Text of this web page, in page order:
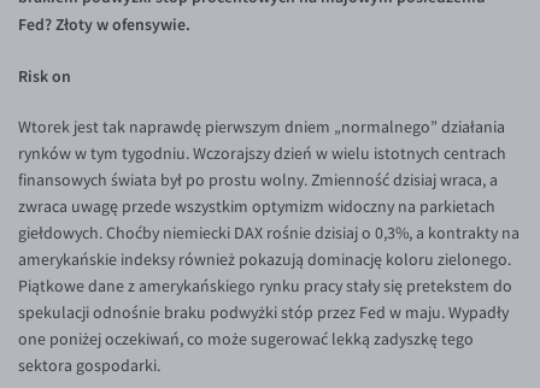
Inne pary walutowe
CAD/PLN
CNY/PLN
HKD/PLN
HUF/PLN
ILS/PLN
JPY/PLN
NZD/PLN
Aplikacja mobilna
Pomoc
FAQ
Konto i opłaty
Wymiana walut
Banki i przelewy
Przelewy zagraniczne
Słowniczek
Poradnik
Dla mediów
Fed? Złoty w ofensywie.
Risk on
Wtorek jest tak naprawdę pierwszym dniem „normalnego” działania
rynków w tym tygodniu. Wczorajszy dzień w wielu istotnych centrach
finansowych świata był po prostu wolny. Zmienność dzisiaj wraca, a
zwraca uwagę przede wszystkim optymizm widoczny na parkietach
giełdowych. Choćby niemiecki DAX rośnie dzisiaj o 0,3%, a kontrakty na
amerykańskie indeksy również pokazują dominację koloru zielonego.
Piątkowe dane z amerykańskiego rynku pracy stały się pretekstem do
spekulacji odnośnie braku podwyżki stóp przez Fed w maju. Wypadły
one poniżej oczekiwań, co może sugerować lekką zadyszkę tego
sektora gospodarki.